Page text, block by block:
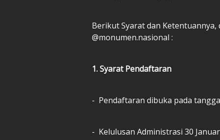
Berikut Syarat dan
@monumen.nasional :
1. Syarat Pendaftaran
- Pendaftaran dibuka pada
- Kelulusan Administrasi 30